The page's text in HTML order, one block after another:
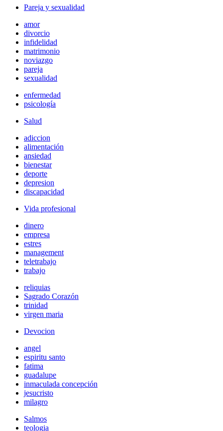
Pareja y sexualidad
amor
divorcio
infidelidad
matrimonio
noviazgo
pareja
sexualidad
enfermedad
psicología
Salud
adiccion
alimentación
ansiedad
bienestar
deporte
depresion
discapacidad
Vida profesional
dinero
empresa
estres
management
teletrabajo
trabajo
reliquias
Sagrado Corazón
trinidad
virgen maria
Devocion
angel
espiritu santo
fatima
guadalupe
inmaculada concepción
jesucristo
milagro
Salmos
teologia